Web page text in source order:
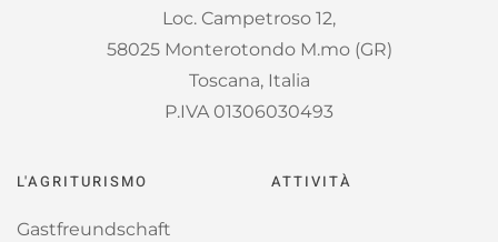
Loc. Campetroso 12,
58025 Monterotondo M.mo (GR)
Toscana, Italia
P.IVA 01306030493
L'AGRITURISMO
Gastfreundschaft
ATTIVITÀ